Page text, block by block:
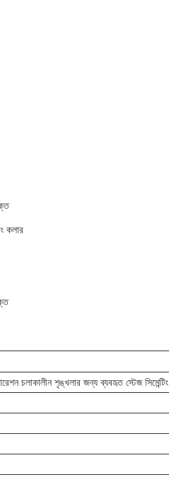
কলার
চলাকালীন শৃঙ্খলার জন্য ব্যবহৃত স্টেজ